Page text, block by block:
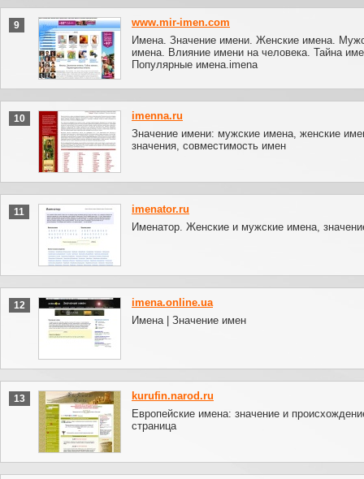
9
www.mir-imen.com
Имена. Значение имени. Женские имена.
имена. Влияние имени на человека. Тайна
Популярные имена.imena
10
imenna.ru
Значение имени: мужские имена, женские
значения, совместимость имен
11
imenator.ru
Именатор. Женские и мужские имена,
12
imena.online.ua
Имена | Значение имен
13
kurufin.narod.ru
Европейские имена: значение и
страница